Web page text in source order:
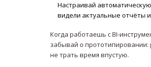
Настраивай
видели актуальные отчёты
Когда работаешь с BI-
забывай о прототипировании:
не трать время впустую.